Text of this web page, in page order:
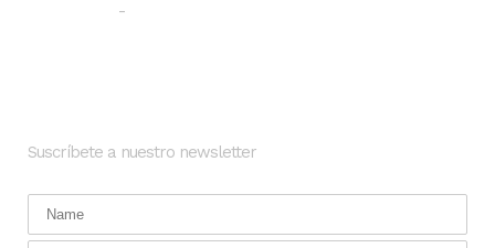
-
Suscríbete a nuestro newsletter